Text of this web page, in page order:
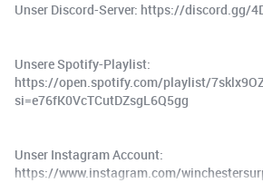
Unser Discord-Server: https://discord.gg/
Unsere Spotify-Playlist:
https://open.spotify.com/playlist/
si=e76fK0VcTCutDZsgL6Q5gg
Unser Instagram Account:
https://www.instagram.com/